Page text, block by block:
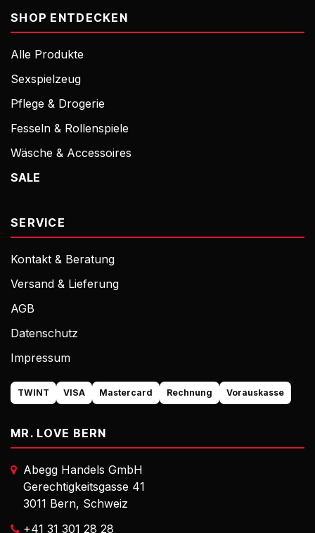
SHOP ENTDECKEN
Alle Produkte
Sexspielzeug
Pflege & Drogerie
Fesseln & Rollenspiele
Wäsche & Accessoires
SALE
SERVICE
Kontakt & Beratung
Versand & Lieferung
AGB
Datenschutz
Impressum
TWINT VISA Mastercard Rechnung Vorauskasse
MR. LOVE BERN
Abegg Handels GmbH
Gerechtigkeitsgasse 41
3011 Bern, Schweiz
+41 31 301 28 28